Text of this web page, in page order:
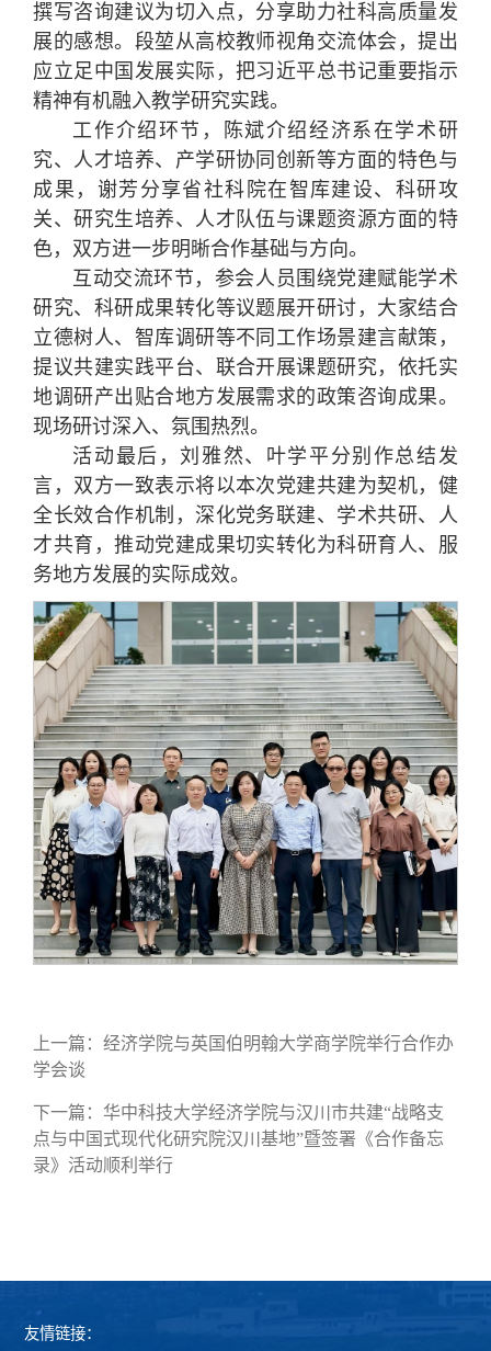
撰写咨询建议为切入点，分享助力社科高质量发
展的感想。段堃从高校教师视角交流体会，提出
应立足中国发展实际，把习近平总书记重要指示
精神有机融入教学研究实践。
工作介绍环节，陈斌介绍经济系在学术研
究、人才培养、产学研协同创新等方面的特色与
成果，谢芳分享省社科院在智库建设、科研攻
关、研究生培养、人才队伍与课题资源方面的特
色，双方进一步明晰合作基础与方向。
互动交流环节，参会人员围绕党建赋能学术
研究、科研成果转化等议题展开研讨，大家结合
立德树人、智库调研等不同工作场景建言献策，
提议共建实践平台、联合开展课题研究，依托实
地调研产出贴合地方发展需求的政策咨询成果。
现场研讨深入、氛围热烈。
活动最后，刘雅然、叶学平分别作总结发
言，双方一致表示将以本次党建共建为契机，健
全长效合作机制，深化党务联建、学术共研、人
才共育，推动党建成果切实转化为科研育人、服
务地方发展的实际成效。
上一篇：经济学院与英国伯明翰大学商学院举行合作办
学会谈
下一篇：华中科技大学经济学院与汉川市共建“战略支
点与中国式现代化研究院汉川基地”暨签署《合作备忘
录》活动顺利举行
友情链接：